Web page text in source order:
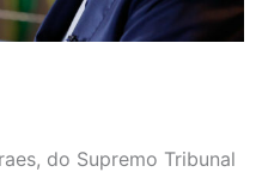
do Supremo Tribunal